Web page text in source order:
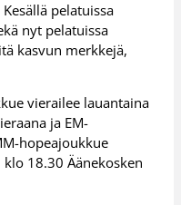
pelatuissa
nyt pelatuissa
kasvun merkkejä,
vierailee lauantaina
ja EM-
hopeajoukkue
18.30 Äänekosken